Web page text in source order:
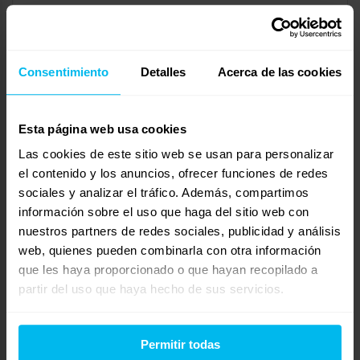
Consentimiento Detalles Acerca de las cookies
Esta página web usa cookies
Las cookies de este sitio web se usan para personalizar
el contenido y los anuncios, ofrecer funciones de redes
sociales y analizar el tráfico. Además, compartimos
información sobre el uso que haga del sitio web con
nuestros partners de redes sociales, publicidad y análisis
web, quienes pueden combinarla con otra información
que les haya proporcionado o que hayan recopilado a
partir del uso que haya hecho de sus servicios.
Permitir todas
porque me ayudaron bastante.
Soy de dormir boca abajo (sí, sé que no es lo mejor,
pero es mi costumbre) y siempre sin almohada. Sin
embargo, últimamente me levantaba fatal de las
cervicales.
Fui a su tienda en Bétera, cerca de mi casa, y me
asesoraron súper bien. Me recomendaron la almohada
este tipo de almohadas, pero tampoco me gustan las
demasiado blandas… Y tengo que decir que ha sido la